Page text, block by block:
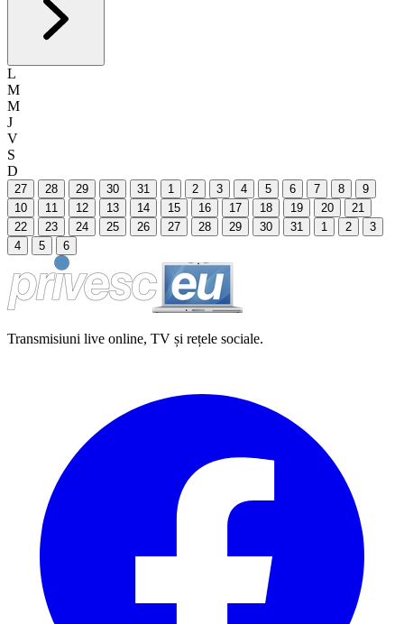
L
M
M
J
V
S
D
27 28 29 30 31 1 2 3 4 5 6 7 8
9
10
11 12 13 14 15 16 17 18 19 20
21
22
23 24 25 26 27 28 29 30 31 1 2
3
4
5 6
Transmisiuni live online, TV și rețele sociale.